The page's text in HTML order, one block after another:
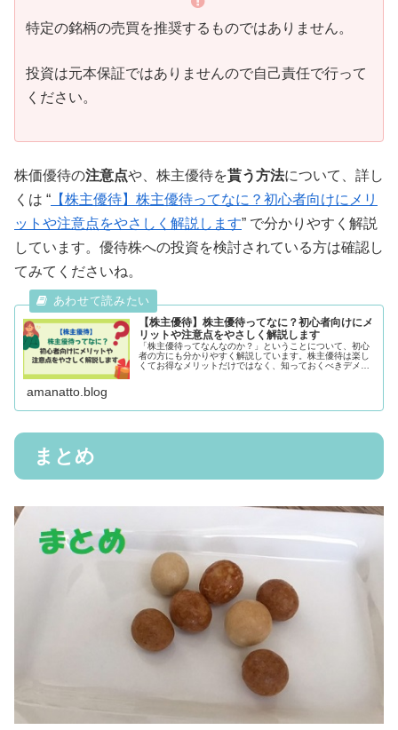
特定の銘柄の売買を推奨するものではありません。
投資は元本保証ではありませんので自己責任で行って
ください。
株価優待の注意点や、株主優待を貰う方法について、詳し
くは “ 【株主優待】株主優待ってなに？初心者向けにメリ
ットや注意点をやさしく解説します” で分かりやすく解説
しています。優待株への投資を検討されている方は確認し
てみてくださいね。
【株主優待】株主優待ってなに？初心者向けにメ
リットや注意点をやさしく解説します
「株主優待ってなんなのか？」ということについて、初心
者の方にも分かりやすく解説しています。株主優待は楽し
くてお得なメリットだけではなく、知っておくべきデメリ
amanatto.blog
まとめ